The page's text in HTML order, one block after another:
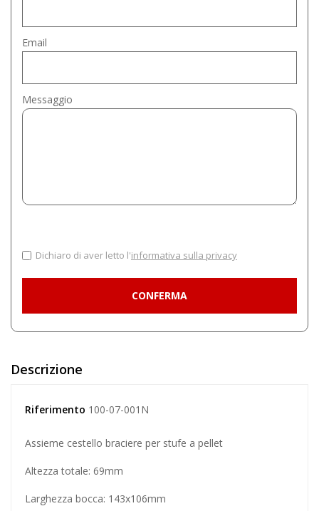
Email
Messaggio
Dichiaro di aver letto l'informativa sulla privacy
Descrizione
Riferimento 100-07-001N
Assieme cestello braciere per stufe a pellet
Altezza totale: 69mm
Larghezza bocca: 143x106mm